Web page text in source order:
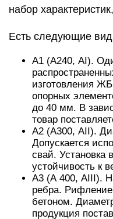
набор
Есть следующие
А1 (А240, АI).
изготовления
опорных
до 40 мм. В
товар
А2 (А300, АII).
Допускается
свай. Установка
устойчивость к
А3 (А 400, АIII).
ребра.
бетоном.
продукция